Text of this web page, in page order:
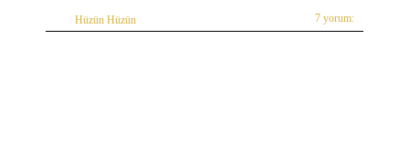
Hüzün Hüzün 7 yorum: